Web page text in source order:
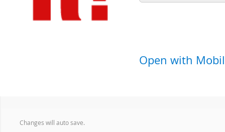
Open with
Changes will auto save.